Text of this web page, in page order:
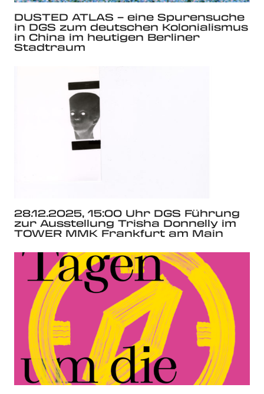
DUSTED ATLAS – eine Spurensuche
in DGS zum deutschen Kolonialismus
in China im heutigen Berliner
Stadtraum
28.12.2025, 15:00 Uhr DGS Führung
zur Ausstellung Trisha Donnelly im
TOWER MMK Frankfurt am Main